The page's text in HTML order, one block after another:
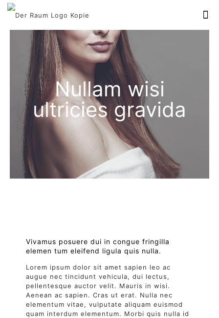
Nullam wisi
ultricies gravida
Vivamus posuere dui in congue fringilla
elemen tum eleifend ligula quis nulla.
Lorem ipsum dolor sit amet sapien leo ac
augue nec tincidunt vehicula, dui lectus,
pellentesque auctor velit. Mauris in wisi.
Aenean ac sapien. Cras ut erat. Nulla nec
elementum vitae, vulputate aliquam euismod
quam interdum elementum. Morbi quis nulla id